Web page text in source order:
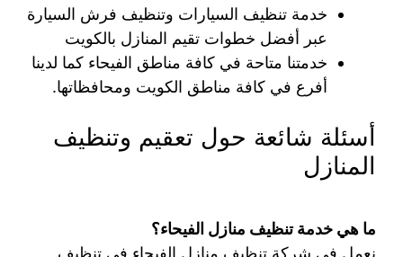
خدمة تنظيف السيارات وتنظيف فرش السيارة
عبر أفضل خطوات تقيم المنازل بالكويت
خدمتنا متاحة في كافة مناطق الفيحاء كما لدينا
أفرع في كافة مناطق الكويت ومحافظاتها.
أسئلة شائعة حول تعقيم وتنظيف
المنازل
ما هي خدمة تنظيف منازل الفيحاء؟
نعمل في شركة تنظيف منازل الفيحاء في تنظيف